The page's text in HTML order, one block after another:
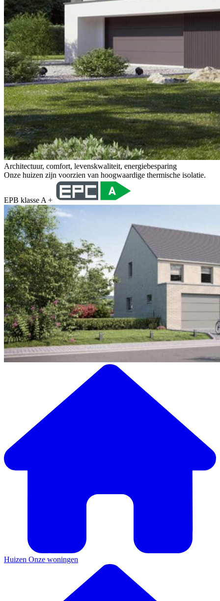
Architectuur, comfort, levenskwaliteit, energiebesparing
Onze huizen zijn voorzien van hoogwaardige thermische isolatie.
EPB klasse A +
Huizen Onze woningen